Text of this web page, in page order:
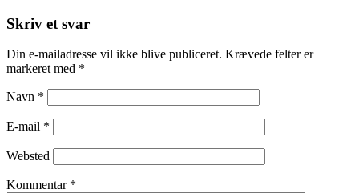
Skriv et svar
Din e-mailadresse vil ikke blive publiceret. Krævede felter er
markeret med *
Navn *
E-mail *
Websted
Kommentar *